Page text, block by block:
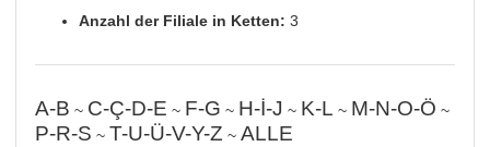
Anzahl der Filiale in Ketten: 3
A-B ~ C-Ç-D-E ~ F-G ~ H-İ-J ~ K-L ~ M-N-O-Ö ~
P-R-S ~ T-U-Ü-V-Y-Z ~ALLE